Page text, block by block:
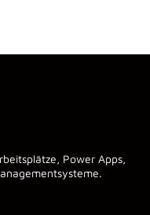
Power Apps,